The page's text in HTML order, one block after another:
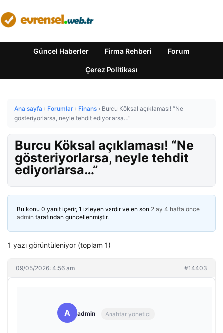
Güncel Haberler Firma Rehberi Forum
Çerez Politikası
Ana sayfa › Forumlar › Finans › Burcu Köksal açıklaması! “Ne
gösteriyorlarsa, neyle tehdit ediyorlarsa…”
Burcu Köksal açıklaması! “Ne
gösteriyorlarsa, neyle tehdit
ediyorlarsa…”
Bu konu 0 yanıt içerir, 1 izleyen vardır ve en son 2 ay 4 hafta önce
admin tarafından güncellenmiştir.
1 yazı görüntüleniyor (toplam 1)
09/05/2026: 4:56 am #14403
A admin Anahtar yönetici